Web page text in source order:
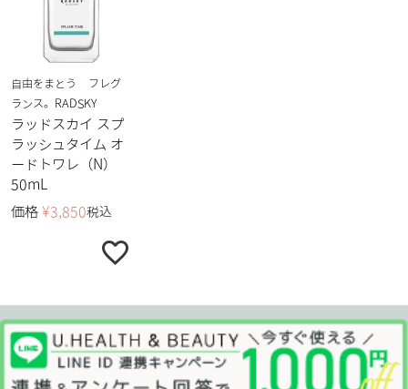
自由をまとう フレグ
ランス。RADSKY
ラッドスカイ スプ
ラッシュタイム オ
ードトワレ（N）
50mL
価格 ¥3,850税込